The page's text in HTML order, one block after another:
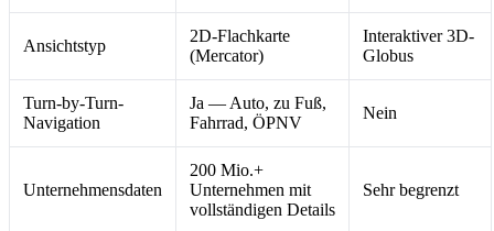
Ansichtstyp
2D-Flachkarte
(Mercator)
Interaktiver 3D-
Globus
Turn-by-Turn-
Navigation
Ja — Auto, zu Fuß,
Fahrrad, ÖPNV
Nein
Unternehmensdaten
200 Mio.+
Unternehmen mit
vollständigen Details
Sehr begrenzt